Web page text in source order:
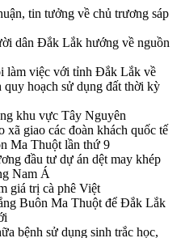
tin tưởng về chủ trương sáp
dân Đắk Lắk hướng về nguồn
làm việc với tỉnh Đắk Lắk về
quy hoạch sử dụng đất thời kỳ
khu vực Tây Nguyên
giao các đoàn khách quốc tế
Ma Thuột lần thứ 9
đầu tư dự án dệt may khép
Nam Á
giá trị cà phê Việt
Buôn Ma Thuột để Đắk Lắk
bệnh sử dụng sinh trắc học,